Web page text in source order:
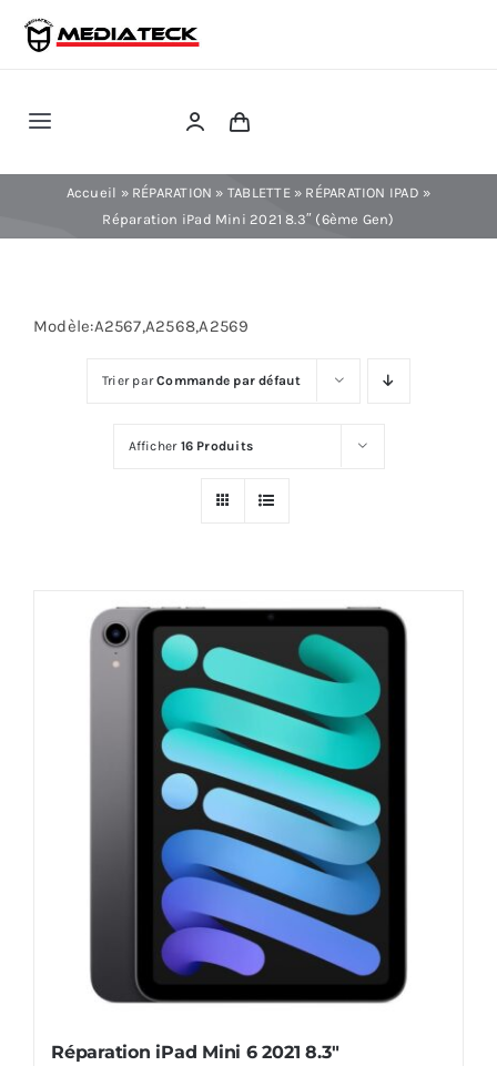
Skip
Toggle
Navigation
RÉPARATION
INFORMATIQUE
Accueil » RÉPARATION » TABLETTE» RÉPARATION IPAD »
Réparation iPad Mini 2021 8.3″ (6ème Gen)
Modèle:A2567,A2568,A2569
Trier parCommande par défaut
Afficher 16 Produits
Réparation iPad Mini 6 2021 8.3″